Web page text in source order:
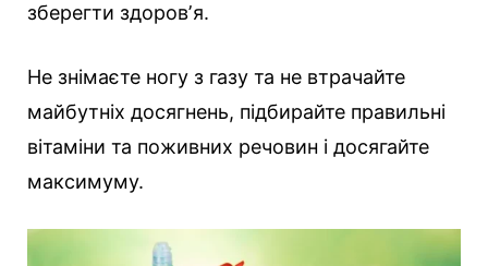
зберегти здоровʼя.
Не знімаєте ногу з газу та не втрачайте
майбутніх досягнень, підбирайте правильні
вітаміни та поживних речовин і досягайте
максимуму.